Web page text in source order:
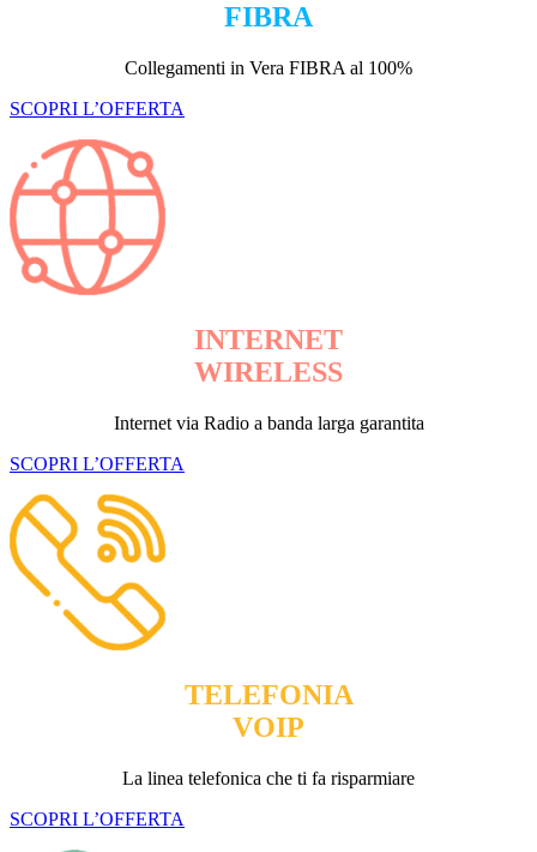
FIBRA
Collegamenti in Vera FIBRA al 100%
SCOPRI L’OFFERTA
INTERNET
WIRELESS
Internet via Radio a banda larga garantita
SCOPRI L’OFFERTA
TELEFONIA
VOIP
La linea telefonica che ti fa risparmiare
SCOPRI L’OFFERTA